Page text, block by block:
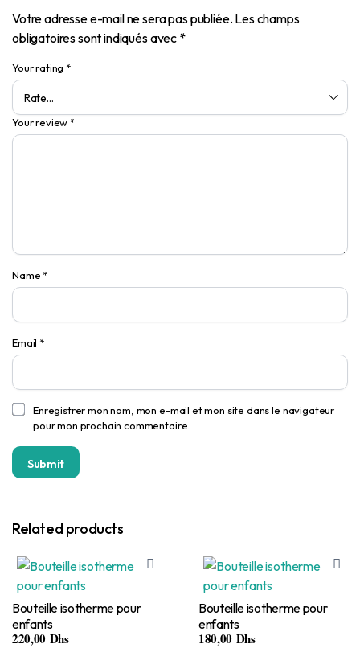
Votre adresse e-mail ne sera pas publiée. Les champs
obligatoires sont indiqués avec *
Your rating *
Your review *
Name *
Email *
Enregistrer mon nom, mon e-mail et mon site dans le navigateur
pour mon prochain commentaire.
Related products
Bouteille isotherme pour
enfants
220,00 Dhs
Bouteille isotherme pour
enfants
180,00 Dhs